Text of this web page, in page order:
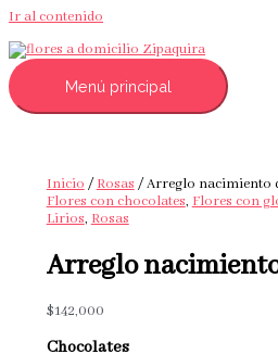
Ir al contenido
Menú principal
Inicio/Rosas/ Arreglo nacimiento
Flores con chocolates,Flores con
Lirios,Rosas
Arreglo
$142,000
Chocolates